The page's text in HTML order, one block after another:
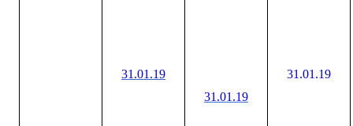
31.01.19
31.01.19
31.01.19